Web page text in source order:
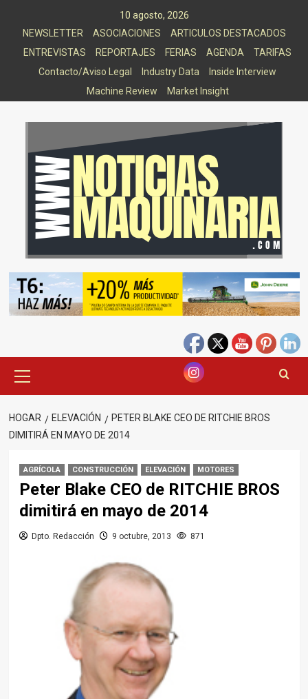
10 agosto, 2026
NEWSLETTER
ASOCIACIONES
ARTICULOS DESTACADOS
ENTREVISTAS
REPORTAJES FERIAS AGENDA
TARIFAS
Contacto/Aviso Legal
Industry Data
Inside Interview
Machine Review
Market Insight
principal
HOGAR ELEVACIÓN
PETER BLAKE CEO DE RITCHIE BROS
DIMITIRÁ EN MAYO DE 2014
AGRÍCOLA CONSTRUCCIÓN ELEVACIÓN MOTORES
Peter Blake CEO de RITCHIE BROS
dimitirá en mayo de 2014
Dpto. Redacción 9 octubre, 2013 871